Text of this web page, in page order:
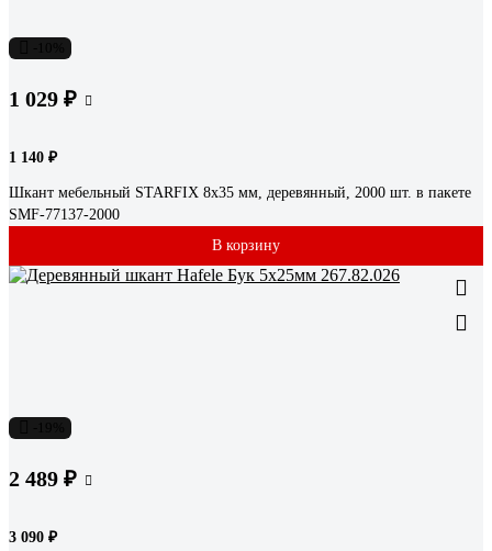
1 029 ₽
1 140 ₽
Шкант мебельный STARFIX 8x35 мм, деревянный, 2000 шт. в пакете
SMF-77137-2000
В корзину
2 489 ₽
3 090 ₽